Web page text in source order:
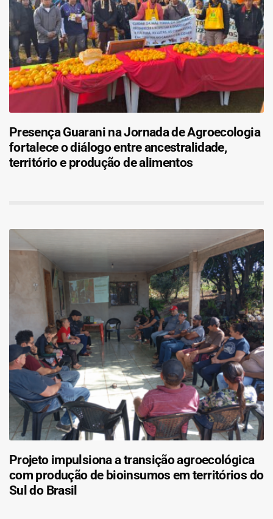
Presença Guarani na Jornada de Agroecologia
fortalece o diálogo entre ancestralidade,
território e produção de alimentos
Projeto impulsiona a transição agroecológica
com produção de bioinsumos em territórios do
Sul do Brasil